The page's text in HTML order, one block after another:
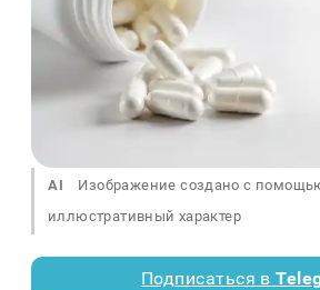
AI
Изображение создано с
иллюстративный характер
Подписаться в